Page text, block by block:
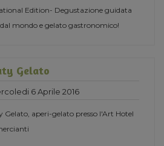
Edition- Degustazione guidata
mondo e gelato gastronomico!
Gelato
6 Aprile 2016
Gelato, aperi-gelato presso l'Art Hotel